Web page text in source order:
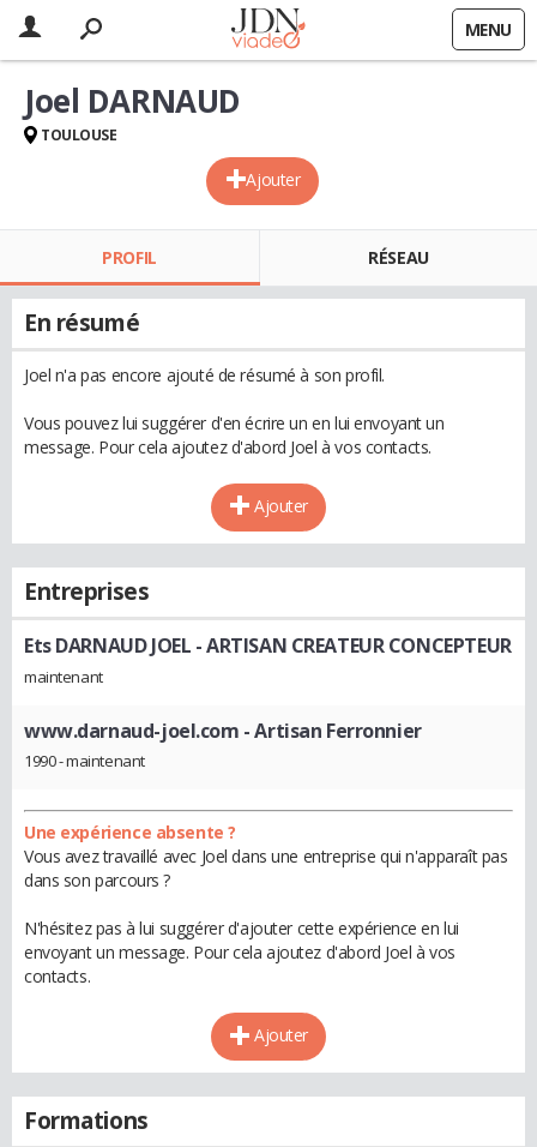
MENU
Ajouter
Joel DARNAUD
TOULOUSE
PROFIL RÉSEAU
En résumé
Joel n'a pas encore ajouté de résumé à son profil.
Vous pouvez lui suggérer d'en écrire un en lui envoyant un
message. Pour cela ajoutez d'abord Joel à vos contacts.
Ajouter
Entreprises
Ets DARNAUD JOEL - ARTISAN CREATEUR CONCEPTEUR
maintenant
www.darnaud-joel.com - Artisan Ferronnier
1990 - maintenant
Une expérience absente ?
Vous avez travaillé avec Joel dans une entreprise qui n'apparaît pas
dans son parcours ?
N'hésitez pas à lui suggérer d'ajouter cette expérience en lui
envoyant un message. Pour cela ajoutez d'abord Joel à vos
contacts.
Ajouter
Formations